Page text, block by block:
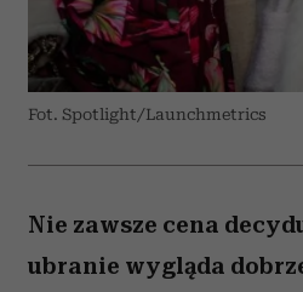
Fot. Spotlight/Launchmetrics
Nie zawsze cena
ubranie wygląda